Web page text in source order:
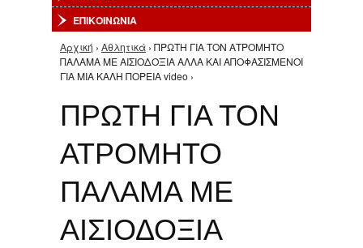
ΕΠΙΚΟΙΝΩΝΙΑ
Είστε εδώ
Αρχική › Αθλητικά › ΠΡΩΤΗ ΓΙΑ ΤΟΝ ΑΤΡΟΜΗΤΟ
ΠΑΛΑΜΑ ΜΕ ΑΙΣΙΟΔΟΞΙΑ ΑΛΛΑ ΚΑΙ ΑΠΟΦΑΣΙΣΜΕΝΟΙ
ΓΙΑ ΜΙΑ ΚΑΛΗ ΠΟΡΕΙΑ video ›
ΠΡΩΤΗ ΓΙΑ ΤΟΝ
ΑΤΡΟΜΗΤΟ
ΠΑΛΑΜΑ ΜΕ
ΑΙΣΙΟΔΟΞΙΑ